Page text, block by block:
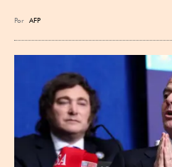
Por AFP